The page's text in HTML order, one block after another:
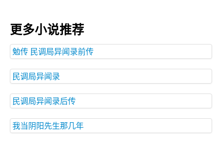
更多小说推荐
勉传 民调局异闻录前传
民调局异闻录
民调局异闻录后传
我当阴阳先生那几年